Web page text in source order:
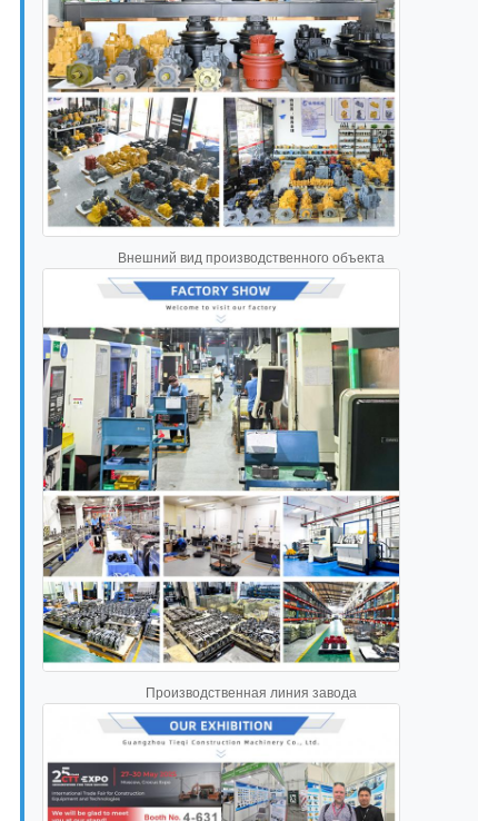
Внешний вид производственного объекта
Производственная линия завода